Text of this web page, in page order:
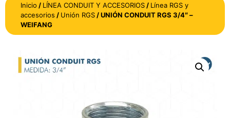
Inicio / LÍNEA CONDUIT Y ACCESORIOS / Línea RGS y
accesorios / Unión RGS / UNIÓN CONDUIT RGS 3/4″ –
WEIFANG